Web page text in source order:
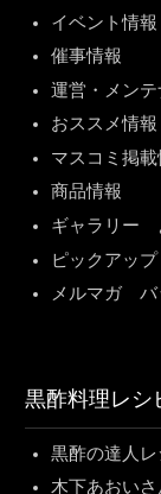
イベント情報
催事情報
運営・メン
おススメ情報
マスコミ掲載
商品情報
ギャラリー
ピックアップ
メルマガ バ
黒酢料理レシ
黒酢の達人レ
木下あおい